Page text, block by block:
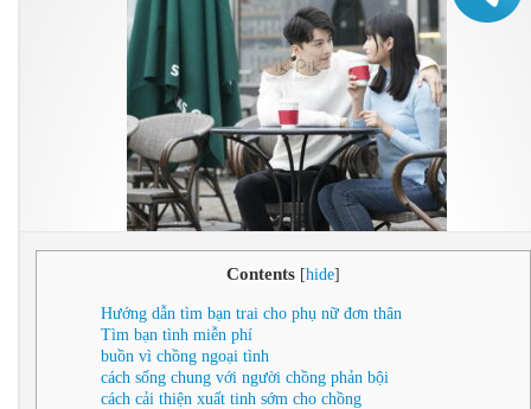
Contents [hide]
Hướng dẫn tìm bạn trai cho phụ nữ đơn thân
Tìm bạn tình miễn phí
buồn vì chồng ngoại tình
cách sống chung với người chồng phản bội
cách cải thiện xuất tinh sớm cho chồng